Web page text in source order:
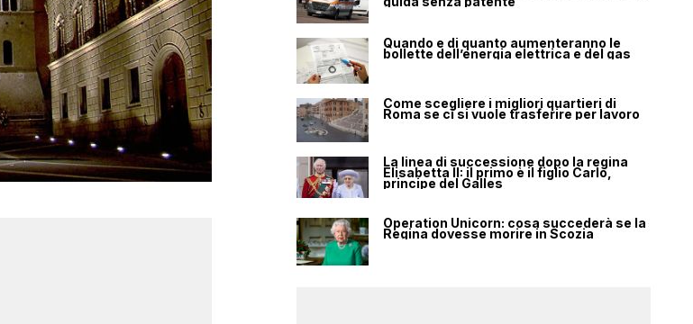
Quando e di quanto aumenteranno le
bollette dell’energia elettrica e del gas
Come scegliere i migliori quartieri di
Roma se ci si vuole trasferire per lavoro
La linea di successione dopo la regina
Elisabetta II: il primo è il figlio Carlo,
principe del Galles
Operation Unicorn: cosa succederà se la
Regina dovesse morire in Scozia